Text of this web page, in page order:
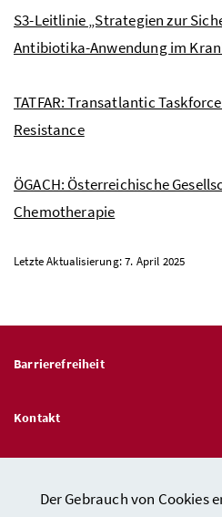
Der Gebrauch von Cookies
S3-Leitlinie „Strategien zur
Antibiotika-Anwendung im
TATFAR: Transatlantic
Resistance
ÖGACH: Österreichische
Chemotherapie
Letzte Aktualisierung: 7. April 2025
Barrierefreiheit
Kontakt